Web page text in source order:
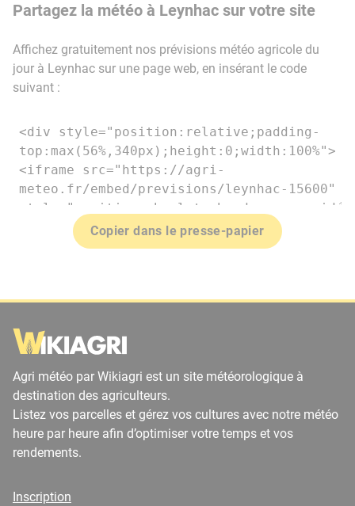
Partagez la météo à Leynhac sur votre site
Affichez gratuitement nos prévisions météo agricole du
jour à Leynhac sur une page web, en insérant le code
suivant :
Copier dans le presse-papier
Agri météo par Wikiagri est un site météorologique à
destination des agriculteurs.
Listez vos parcelles et gérez vos cultures avec notre météo
heure par heure afin d’optimiser votre temps et vos
rendements.
Inscription